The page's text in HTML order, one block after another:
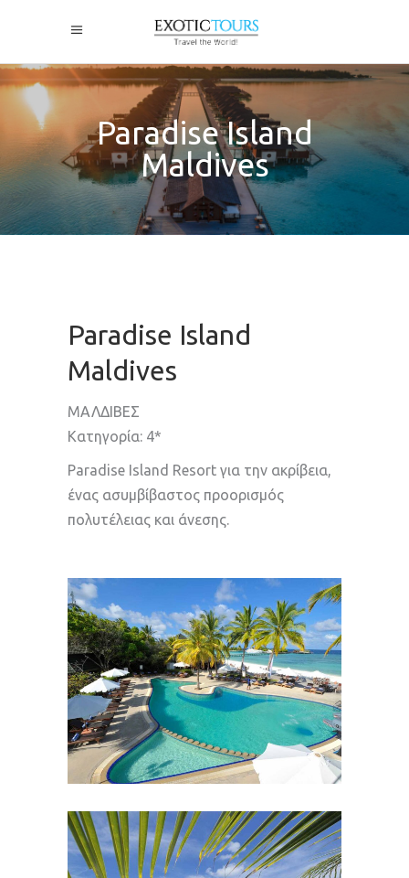
Paradise Island
Maldives
Paradise Island
Maldives
ΜΑΛΔΙΒΕΣ
Κατηγορία: 4*
Paradise Island Resort για την ακρίβεια,
ένας ασυμβίβαστος προορισμός
πολυτέλειας και άνεσης.